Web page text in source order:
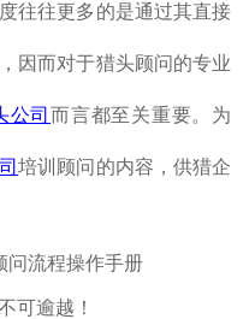
往往更多的是通过其直接
因而对于猎头顾问的专业
公司 而言都至关重要。为
培训顾问的内容，供猎企
可逾越！